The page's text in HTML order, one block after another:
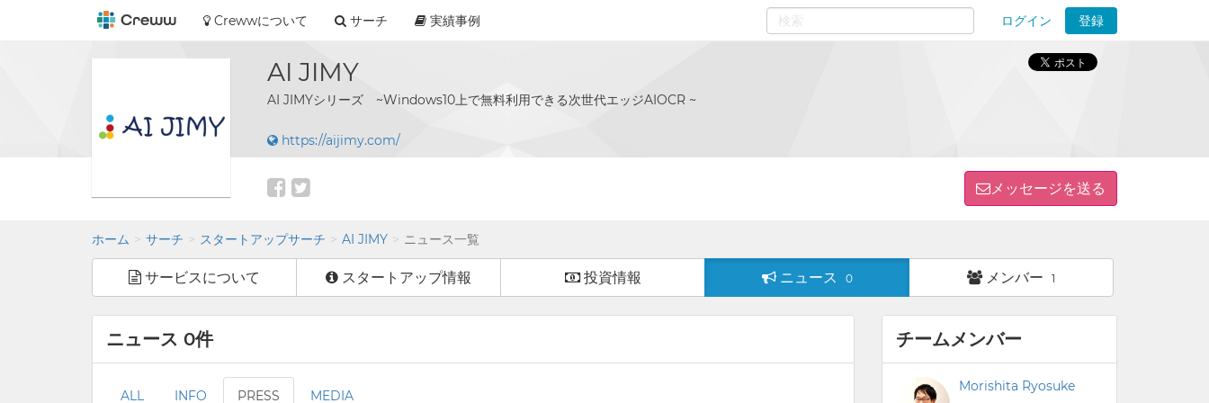
Crewwについて サーチ 実績事例 ログイン
登録
0
AI JIMY
AI JIMYシリーズ ~Windows10上で無料利用できる次世代エッジAIOCR ~
https://aijimy.com/
メッセージを送る
ホーム サーチ スタートアップサーチ AI JIMY ニュース一覧
サービスについて スタートアップ情報 投資情報 ニュース 0 メンバー 1
ニュース 0件
ALL INFO PRESS MEDIA
チームメンバー
Morishita Ryosuke